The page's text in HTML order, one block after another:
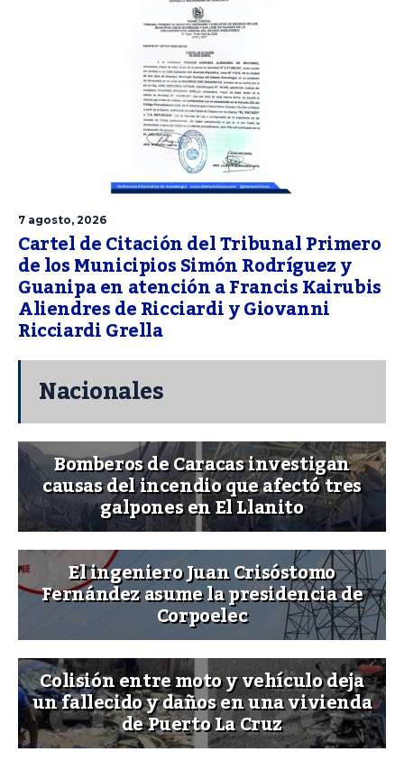
7 agosto, 2026
Cartel de Citación del Tribunal Primero
de los Municipios Simón Rodríguez y
Guanipa en atención a Francis Kairubis
Aliendres de Ricciardi y Giovanni
Ricciardi Grella
Nacionales
Bomberos de Caracas investigan
causas del incendio que afectó tres
galpones en El Llanito
El ingeniero Juan Crisóstomo
Fernández asume la presidencia de
Corpoelec
Colisión entre moto y vehículo deja
un fallecido y daños en una vivienda
de Puerto La Cruz